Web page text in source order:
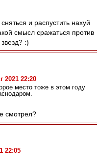
и распустить нахуй
смысл сражаться против
:)
2021 22:20
место тоже в этом году
смотрел?
22:05